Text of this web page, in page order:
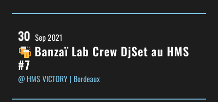
30 Sep 2021
Banzaï Lab Crew DjSet au HMS
#7
@ HMS VICTORY | Bordeaux